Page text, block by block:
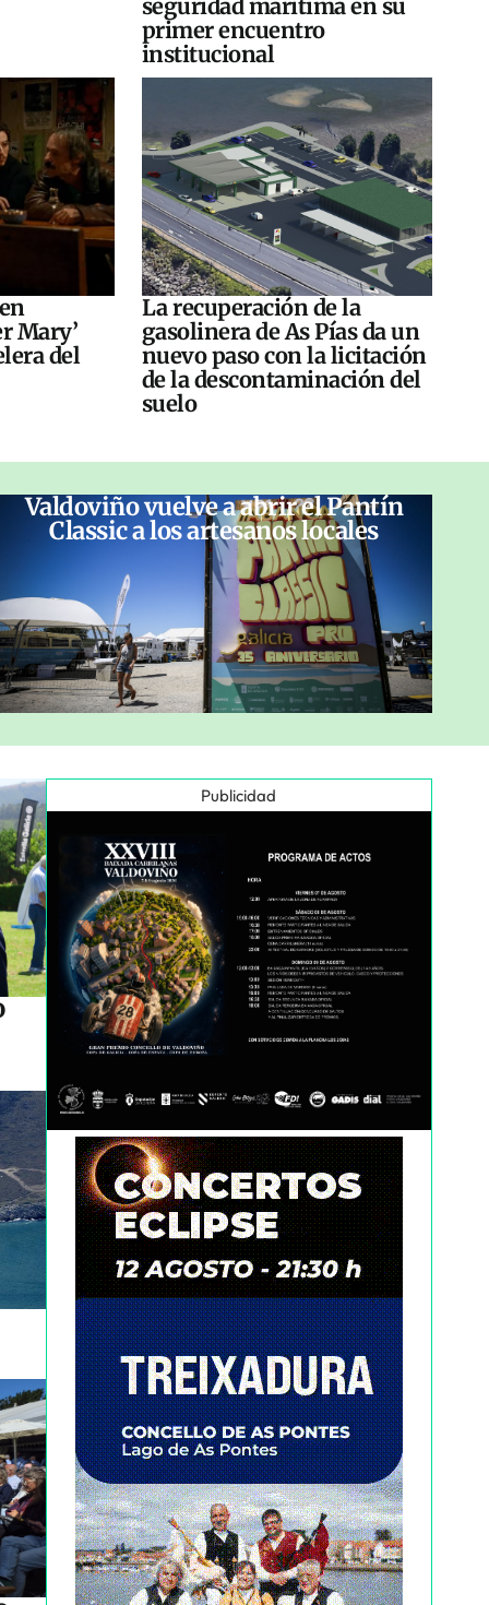
seguridad marítima en su
primer encuentro
institucional
Mary’
del
La recuperación de la
gasolinera de As Pías da un
nuevo paso con la licitación
de la descontaminación del
suelo
Valdoviño vuelve a abrir el Pantín
Classic a los artesanos locales
Publicidad